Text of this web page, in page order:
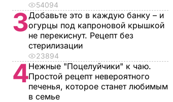
54094
3Добавьте это в каждую банку – и
огурцы под капроновой крышкой
не перекиснут. Рецепт без
стерилизации
23894
4Нежные "Поцелуйчики" к чаю.
Простой рецепт невероятного
печенья, которое станет любимым
в семье